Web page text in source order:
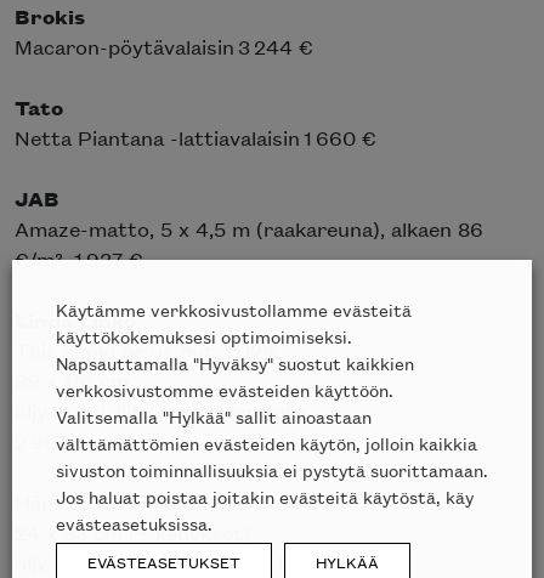
Brokis
Macaron-pöytävalaisin 3 244 €
Tato
Netta Piantana -lattiavalaisin 1 660 €
JAB
Amaze-matto, 5 x 4,5 m (raakareuna), alkaen 86
€/m², 1 937 €
Linda Linko
This could be us but, 2024
89 x 116 cm
öljy, tussi, liitu ja hiili kankaalle
2 900 €
Hän, 2023
24 x 33 cm (+ kehykset)
öljy, akryyli, grafiittikynä ja hiili
Käytämme verkkosivustollamme evästeitä
käyttökokemuksesi optimoimiseksi.
Napsauttamalla "Hyväksy" suostut kaikkien
verkkosivustomme evästeiden käyttöön.
Valitsemalla "Hylkää" sallit ainoastaan
välttämättömien evästeiden käytön, jolloin kaikkia
sivuston toiminnallisuuksia ei pystytä suorittamaan.
Jos haluat poistaa joitakin evästeitä käytöstä, käy
evästeasetuksissa.
EVÄSTEASETUKSET HYLKÄÄ